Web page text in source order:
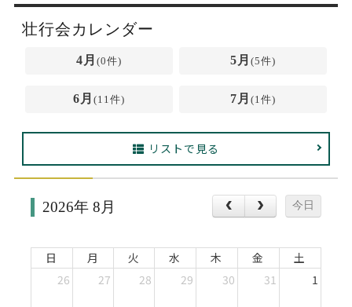
MBA留学生数の推移
外資系／面接攻略のコツ
Web面接の準備・注意点
キャリアに効く一冊
注目企業インタビュー
キャリアフォーラム
プロ経営者の特別セミナー
Career Talk Live
パブリシティ
ニュースリリース
壮行会カレンダー
4月 (0件) 5月(5件)
6月 (11件) 7月(1件)
リストで見る
2026年 8月 今日
日 月 火 水 木 金
土
26
27 28 29 30 31 1